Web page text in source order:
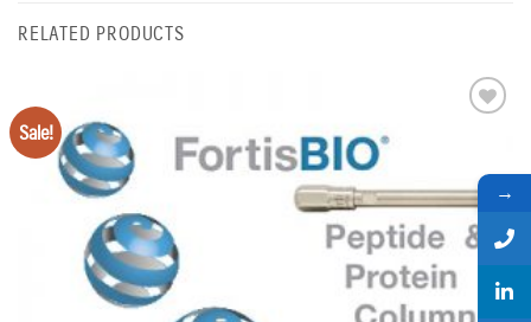
RELATED PRODUCTS
Sale!
→